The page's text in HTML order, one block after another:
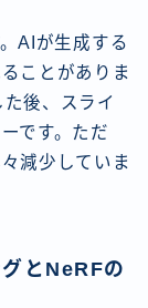
AIが生成する
ことがありま
後、スライ
です。ただ
減少していま
とNeRFの